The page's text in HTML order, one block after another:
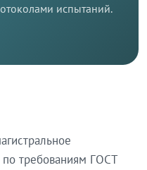
испытаний.
по требованиям ГОСТ